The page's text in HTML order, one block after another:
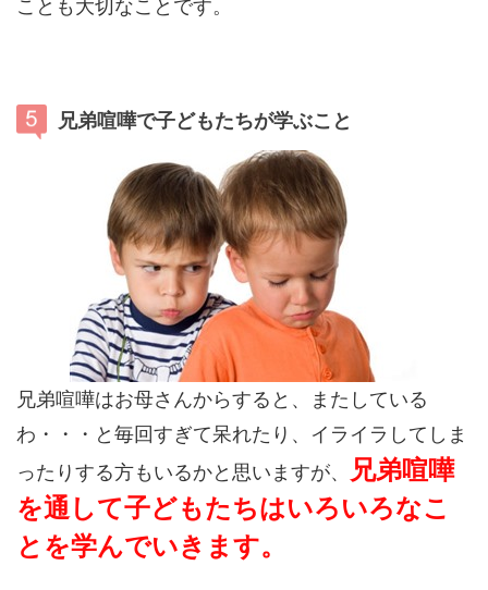
ことも大切なことです。
兄弟喧嘩で子どもたちが学ぶこと
兄弟喧嘩はお母さんからすると、またしている
わ・・・と毎回すぎて呆れたり、イライラしてしま
ったりする方もいるかと思いますが、
兄弟喧嘩
を通して子どもたちはいろいろなこ
とを学んでいきます。